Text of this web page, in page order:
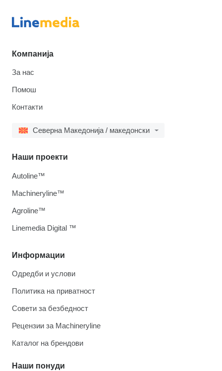
Компанија
За нас
Помош
Контакти
Северна Македонија / македонски
Информации
Одредби и услови
Политика на приватност
Совети за безбедност
Рецензии за Machineryline
Каталог на брендови
Наши понуди
Наши проекти
Autoline™
Machineryline™
Agroline™
Linemedia Digital ™